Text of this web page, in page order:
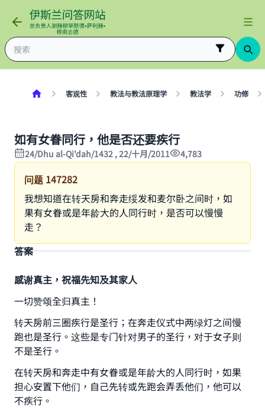
客观性 教法与教法原理学 教法学 功修
如有女眷同行，他是否还要疾行
24/Dhu al-Qi'dah/1432 , 22/十月/2011 4,783
问题 147282
我想知道在转天房和奔走绥发和麦尔卧之间时，如
果有女眷或是年龄大的人同行时，是否可以慢慢
走？
答案
感谢真主，祝福先知及其家人
一切赞颂全归真主！
转天房前三圈疾行是圣行；在奔走仪式中两绿灯之间慢
跑也是圣行。这些是专门针对男子的圣行，对于女子则
不是圣行。
在转天房和奔走中有女眷或是年龄大的人同行时，如果
担心安置下他们，自己先转或先跑会弄丢他们，他可以
不疾行。